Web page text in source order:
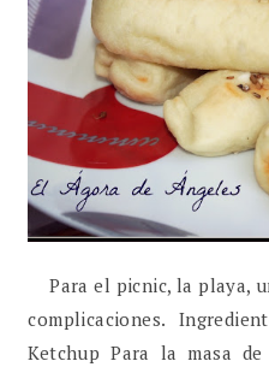
Para el picnic, la playa,
complicaciones.
Ketchup Para la masa